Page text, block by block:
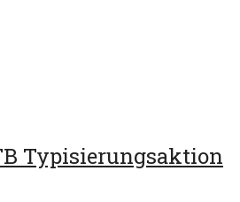
Typisierungsaktion